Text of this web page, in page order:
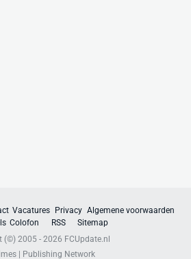
Vacatures Privacy Algemene voorwaarden
Colofon RSS
Sitemap
(©) 2005 - 2026 FCUpdate.nl
| Publishing Network